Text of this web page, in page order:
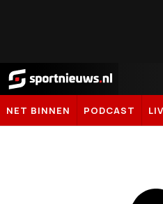
Sportnieuws.nl
NET BINNEN PODCAST